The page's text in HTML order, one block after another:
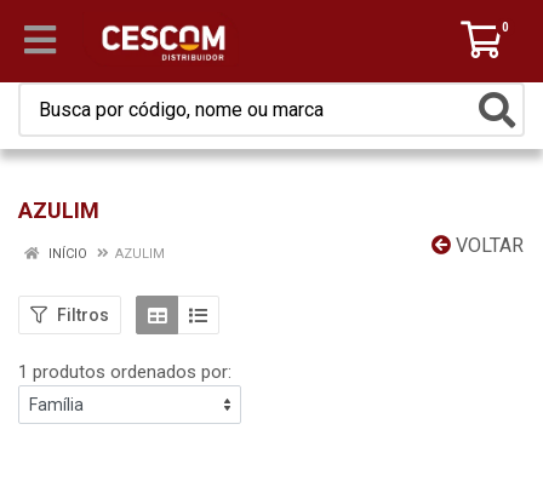
0
AZULIM
VOLTAR
INÍCIO AZULIM
Filtros
1 produtos ordenados por: